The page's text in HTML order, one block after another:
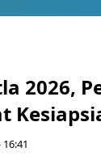
2026,